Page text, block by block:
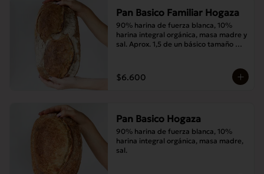
Pan Basico Familiar Hogaza
90% harina de fuerza blanca, 10%
harina integral orgánica, masa madre y
sal. Aprox. 1,5 de un básico tamaño
$6.600
Pan Basico Hogaza
90% harina de fuerza blanca, 10%
harina integral orgánica, masa madre,
sal.